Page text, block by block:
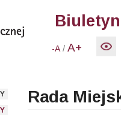
-A /A+
Rada